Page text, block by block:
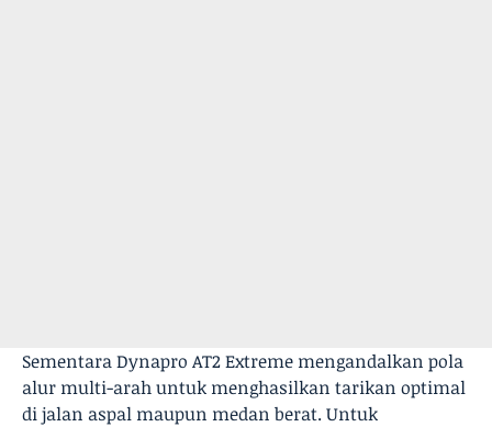
Sementara Dynapro AT2 Extreme mengandalkan pola
alur multi-arah untuk menghasilkan tarikan optimal
di jalan aspal maupun medan berat. Untuk